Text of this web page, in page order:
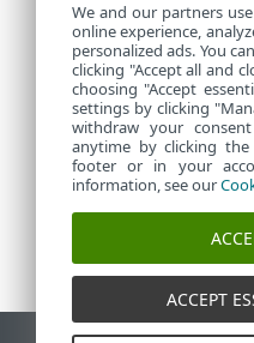
We and our partners
online experience,
personalized ads. You
clicking "Accept all and
choosing "Accept
settings by clicking
withdraw your
anytime by clicking
footer or in your
information, see our
ACCEPT